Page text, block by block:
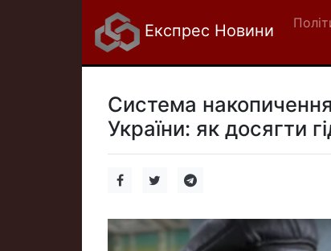
Експрес Новини
Система
України: як досягти